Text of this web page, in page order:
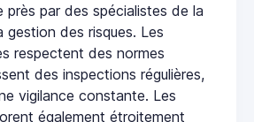
près par des spécialistes de la
gestion des risques. Les
respectent des normes
des inspections régulières,
vigilance constante. Les
également étroitement